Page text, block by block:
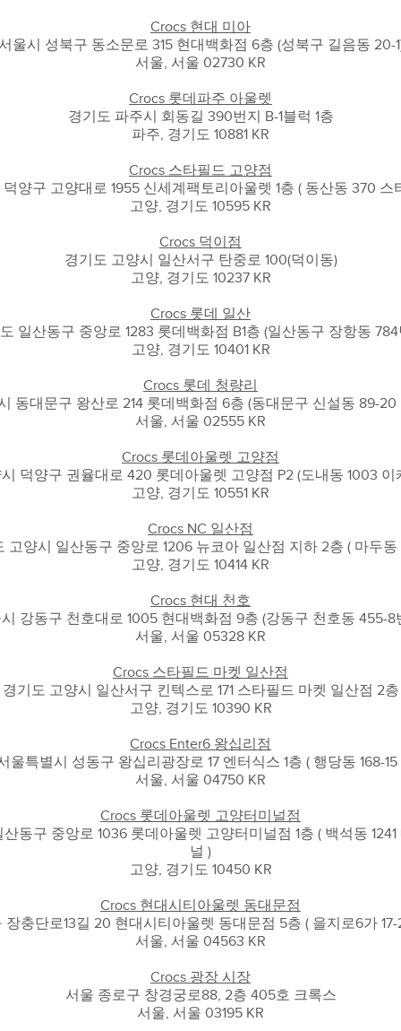
Crocs 현대 미아
울시 성북구 동소문로 315 현대백화점 6층 (성북구 길음동 20-
서울, 서울 02730 KR
Crocs 롯데파주 아울렛
경기도 파주시 회동길 390번지 B-1블럭 1층
파주, 경기도 10881 KR
Crocs 스타필드 고양점
양구 고양대로 1955 신세계팩토리아울렛 1층 ( 동산동 370 스
고양, 경기도 10595 KR
Crocs 덕이점
경기도 고양시 일산서구 탄중로 100(덕이동)
고양, 경기도 10237 KR
Crocs 롯데 일산
일산동구 중앙로 1283 롯데백화점 B1층 (일산동구 장항동 784
고양, 경기도 10401 KR
Crocs 롯데 청량리
동대문구 왕산로 214 롯데백화점 6층 (동대문구 신설동 89-20
서울, 서울 02555 KR
Crocs 롯데아울렛 고양점
덕양구 권율대로 420 롯데아울렛 고양점 P2 (도내동 1003 이
고양, 경기도 10551 KR
Crocs NC 일산점
고양시 일산동구 중앙로 1206 뉴코아 일산점 지하 2층 ( 마두동
고양, 경기도 10414 KR
Crocs 현대 천호
강동구 천호대로 1005 현대백화점 9층 (강동구 천호동 455-8
서울, 서울 05328 KR
Crocs 스타필드 마켓 일산점
경기도 고양시 일산서구 킨텍스로 171 스타필드 마켓 일산점 2층
고양, 경기도 10390 KR
Crocs Enter6 왕십리점
울특별시 성동구 왕십리광장로 17 엔터식스 1층 ( 행당동 168-15
서울, 서울 04750 KR
Crocs 롯데아울렛 고양터미널점
동구 중앙로 1036 롯데아울렛 고양터미널점 1층 ( 백석동 1241
널 )
고양, 경기도 10450 KR
Crocs 현대시티아울렛 동대문점
충단로13길 20 현대시티아울렛 동대문점 5층 ( 을지로6가
서울, 서울 04563 KR
Crocs 광장 시장
서울 종로구 창경궁로88, 2층 405호 크록스
서울, 서울 03195 KR